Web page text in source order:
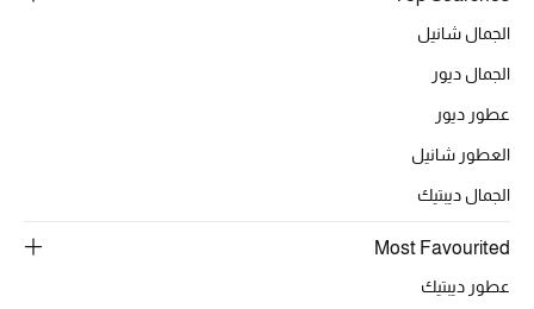
تسوقوا الحقائب
أحذية النسائية
تشكيلة الأحذية
الجمال شانيل
الجمال ديور
عطور ديور
العطور شانيل
الجمال ديبتيك
Most Favourited
عطور ديبتيك